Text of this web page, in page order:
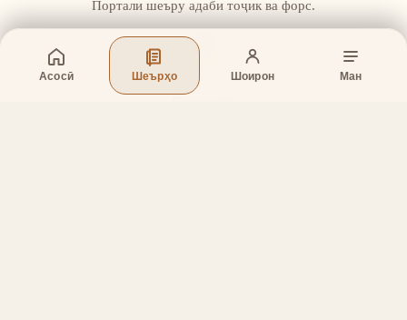
Асосӣ Шеърҳо Шоирон Ман
Портали шеъру адаби тоҷик ва форс.